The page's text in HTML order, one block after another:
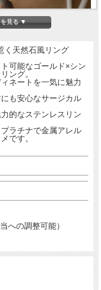
見る ▼
く天然石風リング
可能なゴールド×シン
ング。
ネートを一気に魅力
も安心なサージカル
的なステンレスリン
ラチナで金属アレル
です。
への調整可能）